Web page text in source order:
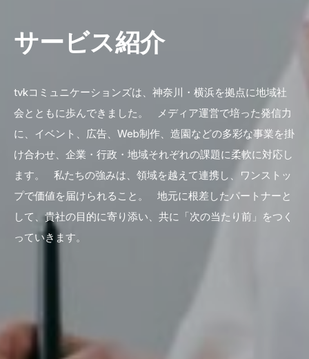
サービス紹介
tvkコミュニケーションズは、神奈川・横浜を拠点に地域社
会とともに歩んできました。 メディア運営で培った発信力
に、イベント、広告、Web制作、造園などの多彩な事業を掛
け合わせ、企業・行政・地域それぞれの課題に柔軟に対応し
ます。 私たちの強みは、領域を越えて連携し、ワンストッ
プで価値を届けられること。 地元に根差したパートナーと
して、貴社の目的に寄り添い、共に「次の当たり前」をつく
っていきます。